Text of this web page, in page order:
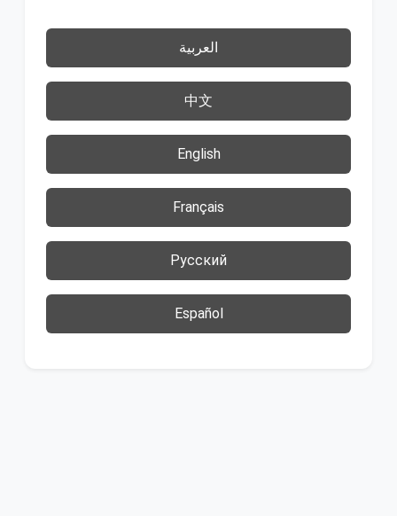
العربية
中文
English
Français
Русский
Español